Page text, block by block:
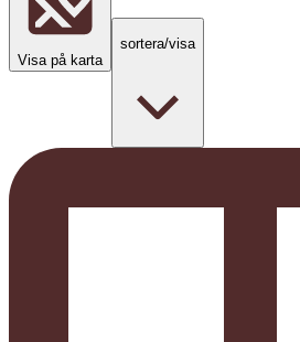
Visa på karta
sortera/visa